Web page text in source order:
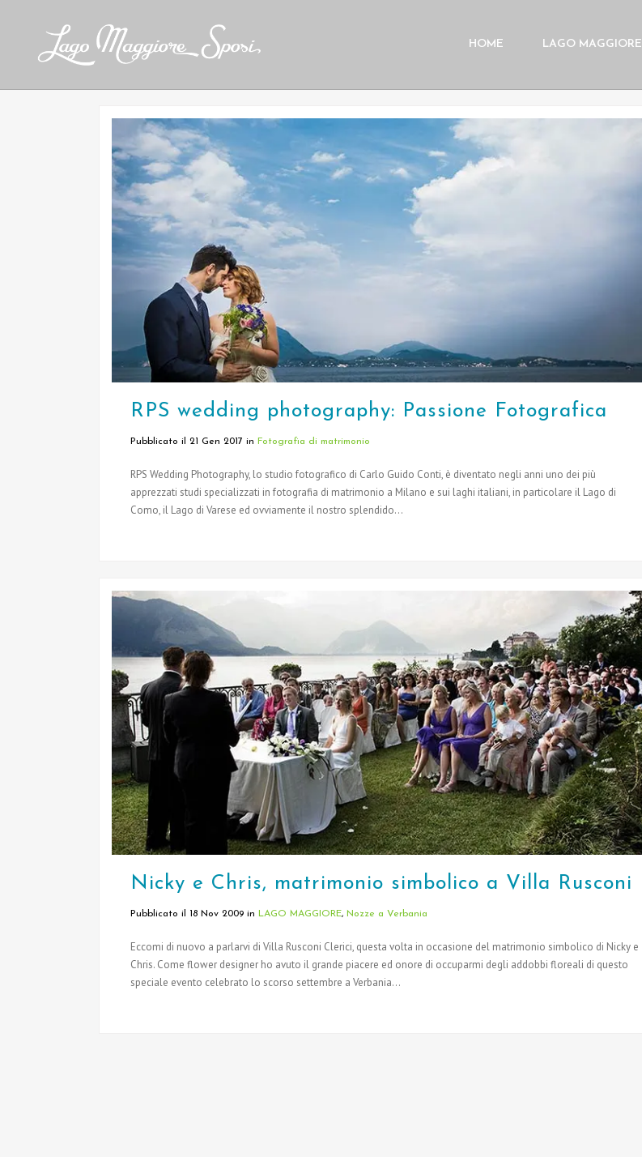
HOME LAGO MAGGIORE
RPS wedding photography: Passione Fotografica
Pubblicato il 21 Gen 2017 in Fotografia di matrimonio
RPS Wedding Photography, lo studio fotografico di Carlo Guido Conti, è diventato negli anni uno dei più
apprezzati studi specializzati in fotografia di matrimonio a Milano e sui laghi italiani, in particolare il Lago di
Como, il Lago di Varese ed ovviamente il nostro splendido...
Nicky e Chris, matrimonio simbolico a Villa Rusconi
Pubblicato il 18 Nov 2009 in LAGO MAGGIORE, Nozze a Verbania
Eccomi di nuovo a parlarvi di Villa Rusconi Clerici, questa volta in occasione del matrimonio simbolico di Nicky e
Chris. Come flower designer ho avuto il grande piacere ed onore di occuparmi degli addobbi floreali di questo
speciale evento celebrato lo scorso settembre a Verbania...